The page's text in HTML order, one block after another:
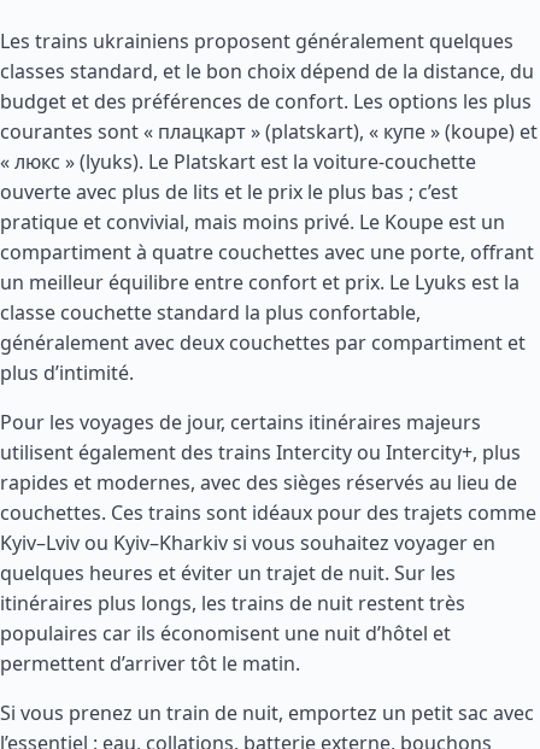
Les trains ukrainiens proposent généralement quelques
classes standard, et le bon choix dépend de la distance, du
budget et des préférences de confort. Les options les plus
courantes sont « плацкарт » (platskart), « купе » (koupe) et
« люкс » (lyuks). Le Platskart est la voiture-couchette
ouverte avec plus de lits et le prix le plus bas ; c’est
pratique et convivial, mais moins privé. Le Koupe est un
compartiment à quatre couchettes avec une porte, offrant
un meilleur équilibre entre confort et prix. Le Lyuks est la
classe couchette standard la plus confortable,
généralement avec deux couchettes par compartiment et
plus d’intimité.
Pour les voyages de jour, certains itinéraires majeurs
utilisent également des trains Intercity ou Intercity+, plus
rapides et modernes, avec des sièges réservés au lieu de
couchettes. Ces trains sont idéaux pour des trajets comme
Kyiv–Lviv ou Kyiv–Kharkiv si vous souhaitez voyager en
quelques heures et éviter un trajet de nuit. Sur les
itinéraires plus longs, les trains de nuit restent très
populaires car ils économisent une nuit d’hôtel et
permettent d’arriver tôt le matin.
Si vous prenez un train de nuit, emportez un petit sac avec
l’essentiel : eau, collations, batterie externe, bouchons